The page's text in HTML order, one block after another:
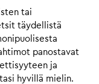
tai
täydellistä
panostavat
ja
hyvillä mielin.